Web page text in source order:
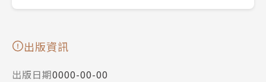
出版資訊
出版日期0000-00-00